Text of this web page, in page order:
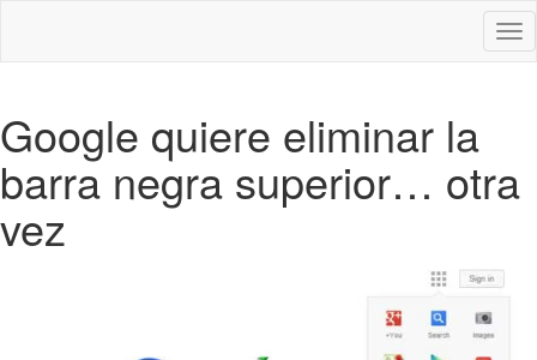
Google quiere eliminar la
barra negra superior… otra
vez